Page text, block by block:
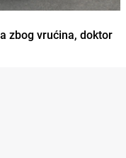
zbog vrućina, doktor